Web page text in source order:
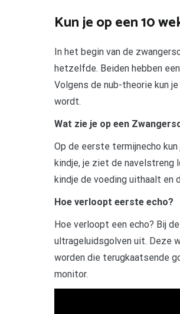
Kun je op een 10
In het begin van de
hetzelfde. Beiden hebben
Volgens de nub-theorie kun
wordt.
Wat zie je op een
Op de eerste termijnecho
kindje, je ziet de navelstreng
kindje de voeding uithaalt en
Hoe verloopt eerste echo?
Hoe verloopt een echo? Bij
ultrageluidsgolven uit. Deze
worden die terugkaatsende
monitor.